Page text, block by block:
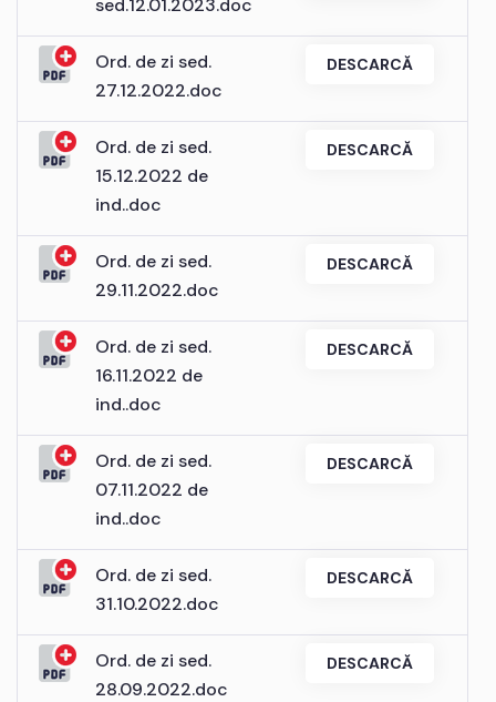
Ord. de zi sed.
27.12.2022.doc
DESCARCĂ
Ord. de zi sed.
15.12.2022 de
ind..doc
DESCARCĂ
Ord. de zi sed.
29.11.2022.doc
DESCARCĂ
Ord. de zi sed.
16.11.2022 de
ind..doc
DESCARCĂ
Ord. de zi sed.
07.11.2022 de
ind..doc
DESCARCĂ
Ord. de zi sed.
31.10.2022.doc
DESCARCĂ
Ord. de zi sed.
28.09.2022.doc
DESCARCĂ